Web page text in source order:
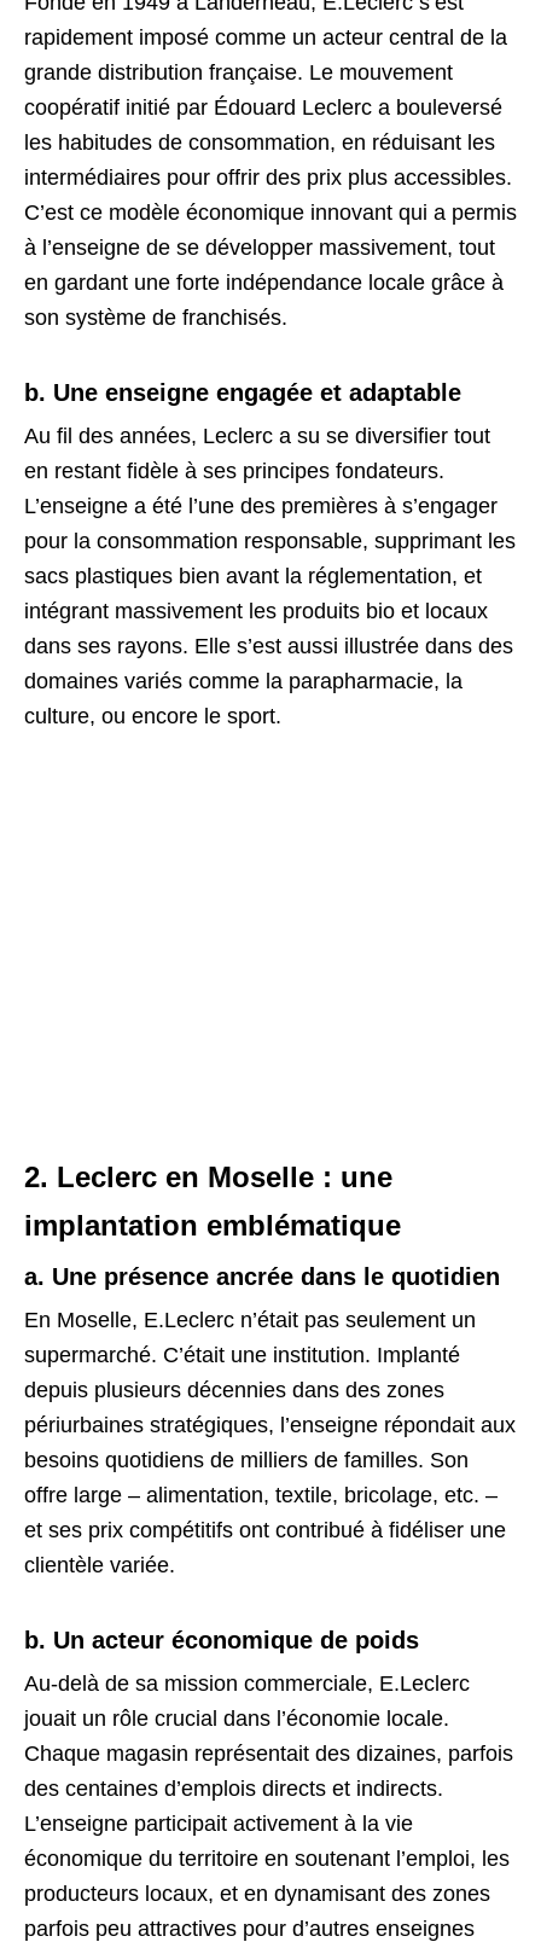
rapidement imposé comme un acteur central de la
grande distribution française. Le mouvement
coopératif initié par Édouard Leclerc a bouleversé
les habitudes de consommation, en réduisant les
intermédiaires pour offrir des prix plus accessibles.
C’est ce modèle économique innovant qui a permis
à l’enseigne de se développer massivement, tout
en gardant une forte indépendance locale grâce à
son système de franchisés.
b. Une enseigne engagée et adaptable
Au fil des années, Leclerc a su se diversifier tout
en restant fidèle à ses principes fondateurs.
L’enseigne a été l’une des premières à s’engager
pour la consommation responsable, supprimant les
sacs plastiques bien avant la réglementation, et
intégrant massivement les produits bio et locaux
dans ses rayons. Elle s’est aussi illustrée dans des
domaines variés comme la parapharmacie, la
culture, ou encore le sport.
2. Leclerc en Moselle : une
implantation emblématique
a. Une présence ancrée dans le quotidien
En Moselle, E.Leclerc n’était pas seulement un
supermarché. C’était une institution. Implanté
depuis plusieurs décennies dans des zones
périurbaines stratégiques, l’enseigne répondait aux
besoins quotidiens de milliers de familles. Son
offre large – alimentation, textile, bricolage, etc. –
et ses prix compétitifs ont contribué à fidéliser une
clientèle variée.
b. Un acteur économique de poids
Au-delà de sa mission commerciale, E.Leclerc
jouait un rôle crucial dans l’économie locale.
Chaque magasin représentait des dizaines, parfois
des centaines d’emplois directs et indirects.
L’enseigne participait activement à la vie
économique du territoire en soutenant l’emploi, les
producteurs locaux, et en dynamisant des zones
parfois peu attractives pour d’autres enseignes